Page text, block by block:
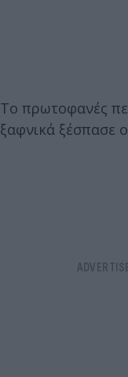
Το πρωτοφανές
ξαφνικά ξέσπασε